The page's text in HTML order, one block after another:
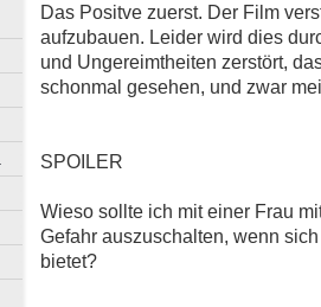
Das Positve zuerst. Der Film
aufzubauen. Leider wird dies
und Ungereimtheiten zerstört,
schonmal gesehen, und zwar
SPOILER
Wieso sollte ich mit einer Frau
Gefahr auszuschalten, wenn
bietet?